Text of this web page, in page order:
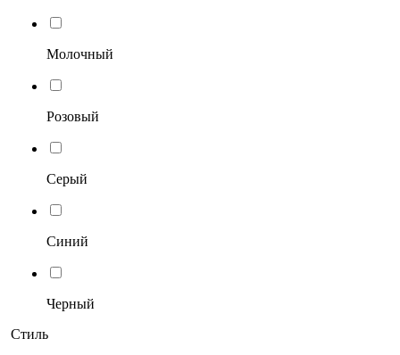
Молочный
Розовый
Серый
Синий
Черный
Стиль